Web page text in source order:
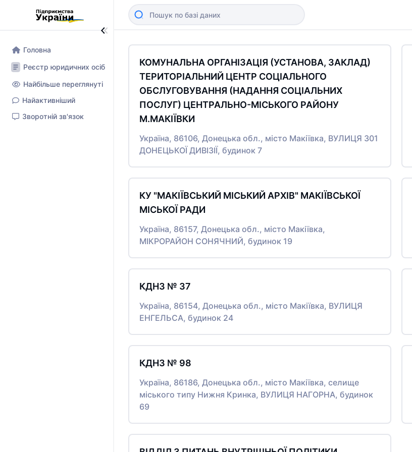
Головна
Реєстр юридичних осіб
Найбільше переглянуті
Найактивніший
Зворотній зв'язок
КОМУНАЛЬНА ОРГАНІЗАЦІЯ (УСТАНОВА, ЗАКЛАД)
ТЕРИТОРІАЛЬНИЙ ЦЕНТР СОЦІАЛЬНОГО
ОБСЛУГОВУВАННЯ (НАДАННЯ СОЦІАЛЬНИХ
ПОСЛУГ) ЦЕНТРАЛЬНО-МІСЬКОГО РАЙОНУ
М.МАКІЇВКИ
Україна, 86106, Донецька обл., місто Макіївка, ВУЛИЦЯ 301
ДОНЕЦЬКОЇ ДИВІЗІЇ, будинок 7
КУ "МАКІЇВСЬКИЙ МІСЬКИЙ АРХІВ" МАКІЇВСЬКОЇ
МІСЬКОЇ РАДИ
Україна, 86157, Донецька обл., місто Макіївка,
МІКРОРАЙОН СОНЯЧНИЙ, будинок 19
КДНЗ № 37
Україна, 86154, Донецька обл., місто Макіївка, ВУЛИЦЯ
ЕНГЕЛЬСА, будинок 24
КДНЗ № 98
Україна, 86186, Донецька обл., місто Макіївка, селище
міського типу Нижня Кринка, ВУЛИЦЯ НАГОРНА, будинок
69